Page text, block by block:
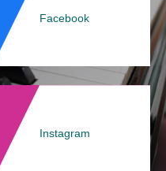
Facebook
Instagram